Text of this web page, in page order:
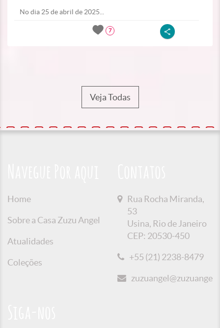
No dia 25 de abril de 2025...
7
Veja Todas
Home
Sobre a Casa Zuzu Angel
Atualidades
Coleções
Rua Rocha Miranda,
53
Usina, Rio de Janeiro
CEP: 20530-450
+55 (21) 2238-8479